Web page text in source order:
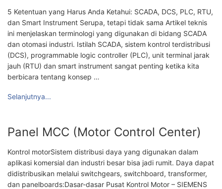
5 Ketentuan yang Harus Anda Ketahui: SCADA, DCS, PLC, RTU,
dan Smart Instrument Serupa, tetapi tidak sama Artikel teknis
ini menjelaskan terminologi yang digunakan di bidang SCADA
dan otomasi industri. Istilah SCADA, sistem kontrol terdistribusi
(DCS), programmable logic controller (PLC), unit terminal jarak
jauh (RTU) dan smart instrument sangat penting ketika kita
berbicara tentang konsep …
Selanjutnya...
Panel MCC (Motor Control Center)
Kontrol motorSistem distribusi daya yang digunakan dalam
aplikasi komersial dan industri besar bisa jadi rumit. Daya dapat
didistribusikan melalui switchgears, switchboard, transformer,
dan panelboards:Dasar-dasar Pusat Kontrol Motor – SIEMENS